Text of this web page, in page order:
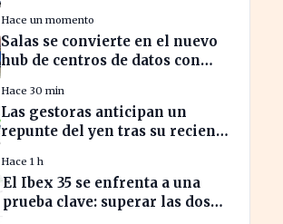
Hace un momento
Salas se convierte en el nuevo
hub de centros de datos con
Hace 30 min
Las gestoras anticipan un
repunte del yen tras su reciente
Hace 1 h
El Ibex 35 se enfrenta a una
prueba clave: superar las dos